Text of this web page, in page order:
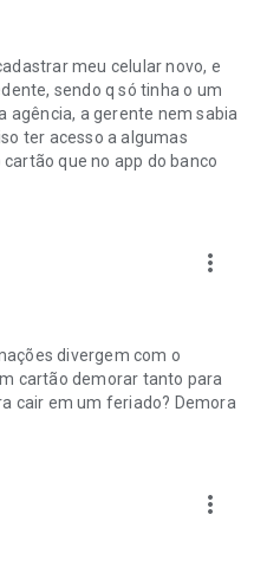
meu celular novo, e
sendo q só tinha o um
agência, a gerente nem sabia
ter acesso a algumas
que no app do banco
more_vert
divergem com o
cartão demorar tanto para
cair em um feriado? Demora
more_vert